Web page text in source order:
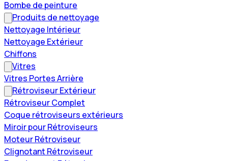
Bombe de peinture
Produits de nettoyage
Nettoyage Intérieur
Nettoyage Extérieur
Chiffons
Vitres
Vitres Portes Arrière
Rétroviseur Extérieur
Rétroviseur Complet
Coque rétroviseurs extérieurs
Miroir pour Rétroviseurs
Moteur Rétroviseur
Clignotant Rétroviseur